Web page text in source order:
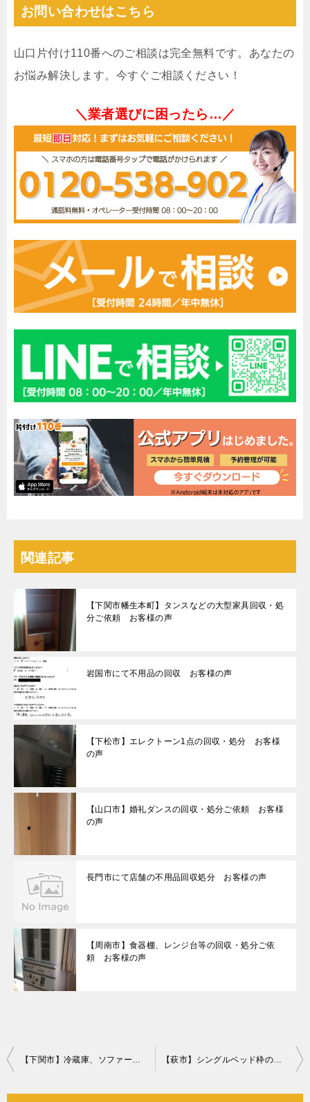
お問い合わせはこちら
山口片付け110番へのご相談は完全無料です。あなたの
お悩み解決します。今すぐご相談ください！
＼業者選びに困ったら…／
関連記事
【下関市幡生本町】タンスなどの大型家具回収・処
分ご依頼 お客様の声
岩国市にて不用品の回収 お客様の声
【下松市】エレクトーン1点の回収・処分 お客様
の声
【山口市】婚礼ダンスの回収・処分ご依頼 お客様
の声
長門市にて店舗の不用品回収処分 お客様の声
【周南市】食器棚、レンジ台等の回収・処分ご依
頼 お客様の声
投
【下関市】冷蔵庫、ソファー、衣装ケース、キャットタワー等の回収 【萩市】シングルベッド枠のみの回収・処分ご依頼 お客様の声